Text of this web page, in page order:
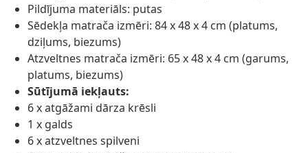
Pildījuma materiāls: putas
Sēdekļa matrača izmēri: 84 x 48 x 4 cm (platums,
dziļums, biezums)
Atzveltnes matrača izmēri: 65 x 48 x 4 cm (garums,
platums, biezums)
Sūtījumā iekļauts:
6 x atgāžami dārza krēsli
1 x galds
6 x atzveltnes spilveni